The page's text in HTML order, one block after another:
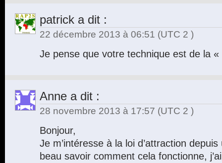
patrick a dit :
22 décembre 2013 à 06:51 (UTC 2 )
Je pense que votre technique est de la
Anne a dit :
28 novembre 2013 à 17:57 (UTC 2 )
Bonjour,
Je m’intéresse à la loi d’attraction
beau savoir comment cela fonctionne,